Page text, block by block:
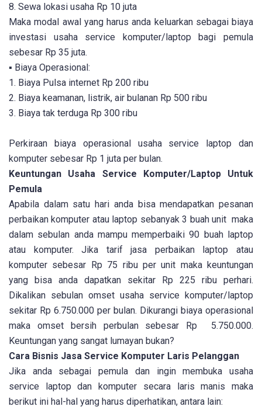
8. Sewa lokasi usaha Rp 10 juta
Maka modal awal yang harus anda keluarkan sebagai biaya
investasi usaha service komputer/laptop bagi pemula
sebesar Rp 35 juta.
▪ Biaya Operasional:
1. Biaya Pulsa internet Rp 200 ribu
2. Biaya keamanan, listrik, air bulanan Rp 500 ribu
3. Biaya tak terduga Rp 300 ribu
Perkiraan biaya operasional usaha service laptop dan
komputer sebesar Rp 1 juta per bulan.
Keuntungan Usaha Service Komputer/Laptop Untuk
Pemula
Apabila dalam satu hari anda bisa mendapatkan pesanan
perbaikan komputer atau laptop sebanyak 3 buah unit maka
dalam sebulan anda mampu memperbaiki 90 buah laptop
atau komputer. Jika tarif jasa perbaikan laptop atau
komputer sebesar Rp 75 ribu per unit maka keuntungan
yang bisa anda dapatkan sekitar Rp 225 ribu perhari.
Dikalikan sebulan omset usaha service komputer/laptop
sekitar Rp 6.750.000 per bulan. Dikurangi biaya operasional
maka omset bersih perbulan sebesar Rp 5.750.000.
Keuntungan yang sangat lumayan bukan?
Cara Bisnis Jasa Service Komputer Laris Pelanggan
Jika anda sebagai pemula dan ingin membuka usaha
service laptop dan komputer secara laris manis maka
berikut ini hal-hal yang harus diperhatikan, antara lain: